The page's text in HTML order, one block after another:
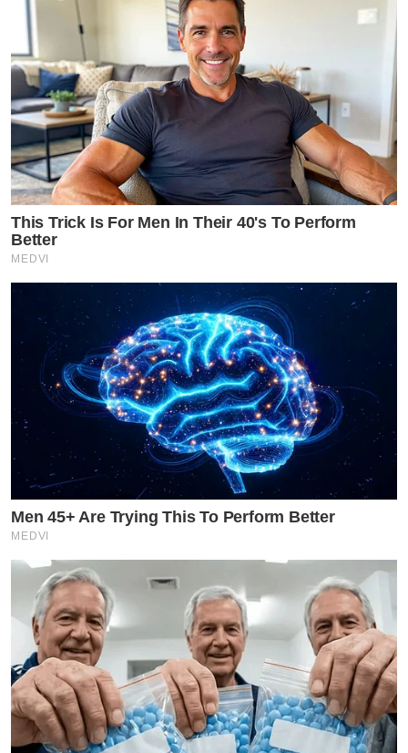
This Trick Is For Men In Their 40's To Perform
Better
MEDVI
Men 45+ Are Trying This To Perform Better
MEDVI